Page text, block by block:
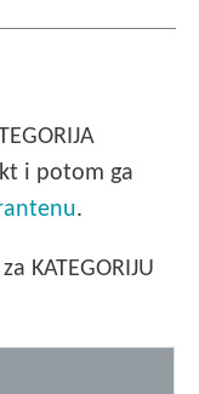
i potom ga
.
KATEGORIJU